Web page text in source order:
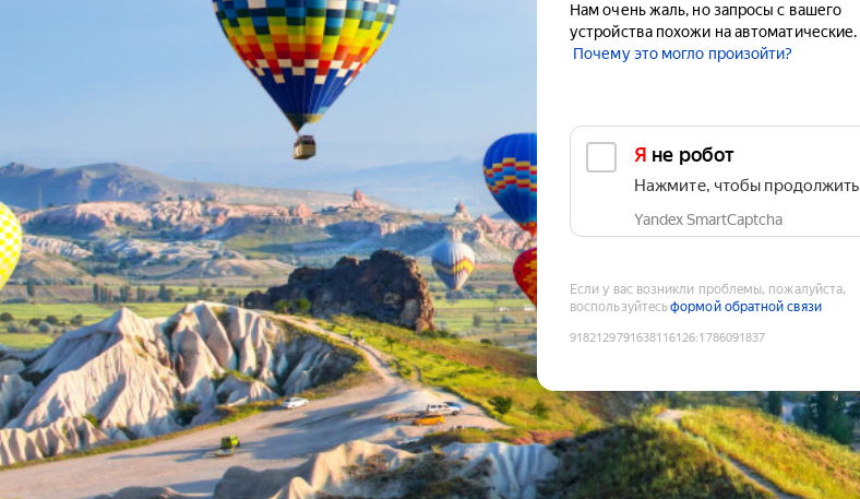
Нам очень жаль, но запросы с вашего
устройства похожи на автоматические.
Почему это могло произойти?
Я не робот
Нажмите, чтобы продолжить
Yandex SmartCaptcha
Если у вас возникли проблемы, пожалуйста,
воспользуйтесьформой обратной связи
9182129791638116126:1786091837